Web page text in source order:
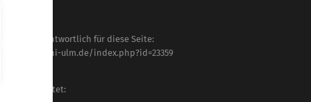
verantwortlich für diese Seite:
www.uni-ulm.de/index.php?id=23359
bearbeitet: